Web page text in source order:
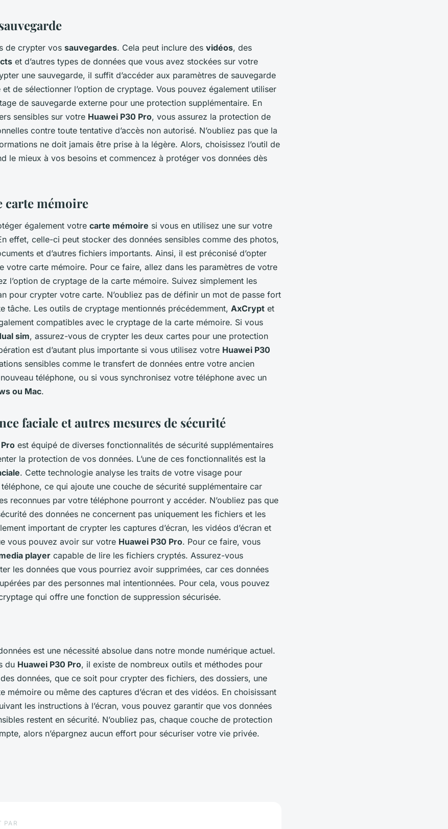
de crypter vos sauvegardes. Cela peut inclure des vidéos, des
et d’autres types de données que vous avez stockées sur votre
une sauvegarde, il suffit d’accéder aux paramètres de sauvegarde
de sélectionner l’option de cryptage. Vous pouvez également utiliser
de sauvegarde externe pour une protection supplémentaire. En
sensibles sur votre Huawei P30 Pro, vous assurez la protection de
contre toute tentative d’accès non autorisé. N’oubliez pas que la
ne doit jamais être prise à la légère. Alors, choisissez l’outil de
le mieux à vos besoins et commencez à protéger vos données dès
carte mémoire
également votre carte mémoire si vous en utilisez une sur votre
effet, celle-ci peut stocker des données sensibles comme des photos,
et d’autres fichiers importants. Ainsi, il est préconisé d’opter
votre carte mémoire. Pour ce faire, allez dans les paramètres de votre
l’option de cryptage de la carte mémoire. Suivez simplement les
pour crypter votre carte. N’oubliez pas de définir un mot de passe fort
tâche. Les outils de cryptage mentionnés précédemment, AxCrypt et
compatibles avec le cryptage de la carte mémoire. Si vous
sim, assurez-vous de crypter les deux cartes pour une protection
est d’autant plus importante si vous utilisez votre Huawei P30
sensibles comme le transfert de données entre votre ancien
téléphone, ou si vous synchronisez votre téléphone avec un
ou Mac.
faciale et autres mesures de sécurité
est équipé de diverses fonctionnalités de sécurité supplémentaires
la protection de vos données. L’une de ces fonctionnalités est la
. Cette technologie analyse les traits de votre visage pour
ce qui ajoute une couche de sécurité supplémentaire car
reconnues par votre téléphone pourront y accéder. N’oubliez pas que
des données ne concernent pas uniquement les fichiers et les
important de crypter les captures d’écran, les vidéos d’écran et
vous pouvez avoir sur votre Huawei P30 Pro. Pour ce faire, vous
player capable de lire les fichiers cryptés. Assurez-vous
les données que vous pourriez avoir supprimées, car ces données
par des personnes mal intentionnées. Pour cela, vous pouvez
qui offre une fonction de suppression sécurisée.
est une nécessité absolue dans notre monde numérique actuel.
du Huawei P30 Pro, il existe de nombreux outils et méthodes pour
données, que ce soit pour crypter des fichiers, des dossiers, une
mémoire ou même des captures d’écran et des vidéos. En choisissant
les instructions à l’écran, vous pouvez garantir que vos données
restent en sécurité. N’oubliez pas, chaque couche de protection
alors n’épargnez aucun effort pour sécuriser votre vie privée.
PAR